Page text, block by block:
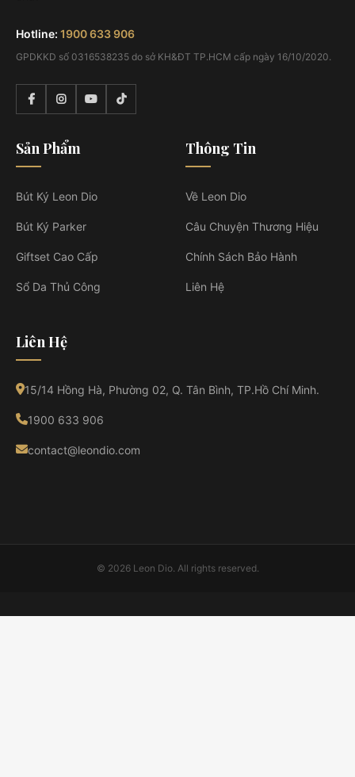
Hotline: 1900 633 906
GPDKKD số 0316538235 do sở KH&ĐT TP.HCM cấp ngày 16/10/2020.
Sản Phẩm
Bút Ký Leon Dio
Bút Ký Parker
Giftset Cao Cấp
Sổ Da Thủ Công
Thông Tin
Về Leon Dio
Câu Chuyện Thương Hiệu
Chính Sách Bảo Hành
Liên Hệ
Liên Hệ
15/14 Hồng Hà, Phường 02, Q. Tân Bình, TP.Hồ Chí Minh.
1900 633 906
contact@leondio.com
© 2026 Leon Dio. All rights reserved.